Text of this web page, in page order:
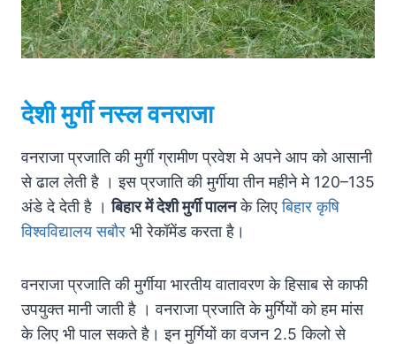
देशी मुर्गी नस्ल वनराजा
वनराजा प्रजाति की मुर्गी ग्रामीण प्रवेश मे अपने आप को आसानी
से ढाल लेती है । इस प्रजाति की मुर्गीया तीन महीने मे 120–135
अंडे दे देती है ।बिहार में देशी मुर्गी पालनके लिएबिहार कृषि
विश्वविद्यालय सबौर भी रेकॉमेंड करता है।
वनराजा प्रजाति की मुर्गीया भारतीय वातावरण के हिसाब से काफी
उपयुक्त मानी जाती है । वनराजा प्रजाति के मुर्गियों को हम मांस
के लिए भी पाल सकते है। इन मुर्गियों का वजन 2.5 किलो से